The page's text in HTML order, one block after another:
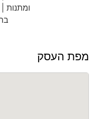
מפת העסק